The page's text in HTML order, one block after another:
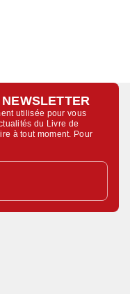
utilisée pour vous
du Livre de
à tout moment. Pour